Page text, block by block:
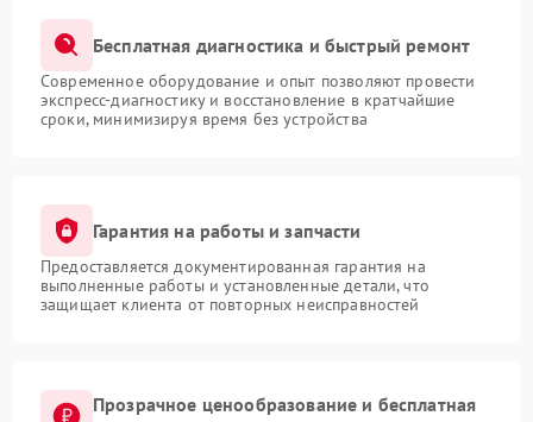
Бесплатная диагностика и быстрый ремонт
Современное оборудование и опыт позволяют провести
экспресс-диагностику и восстановление в кратчайшие
сроки, минимизируя время без устройства
Гарантия на работы и запчасти
Предоставляется документированная гарантия на
выполненные работы и установленные детали, что
защищает клиента от повторных неисправностей
Прозрачное ценообразование и бесплатная